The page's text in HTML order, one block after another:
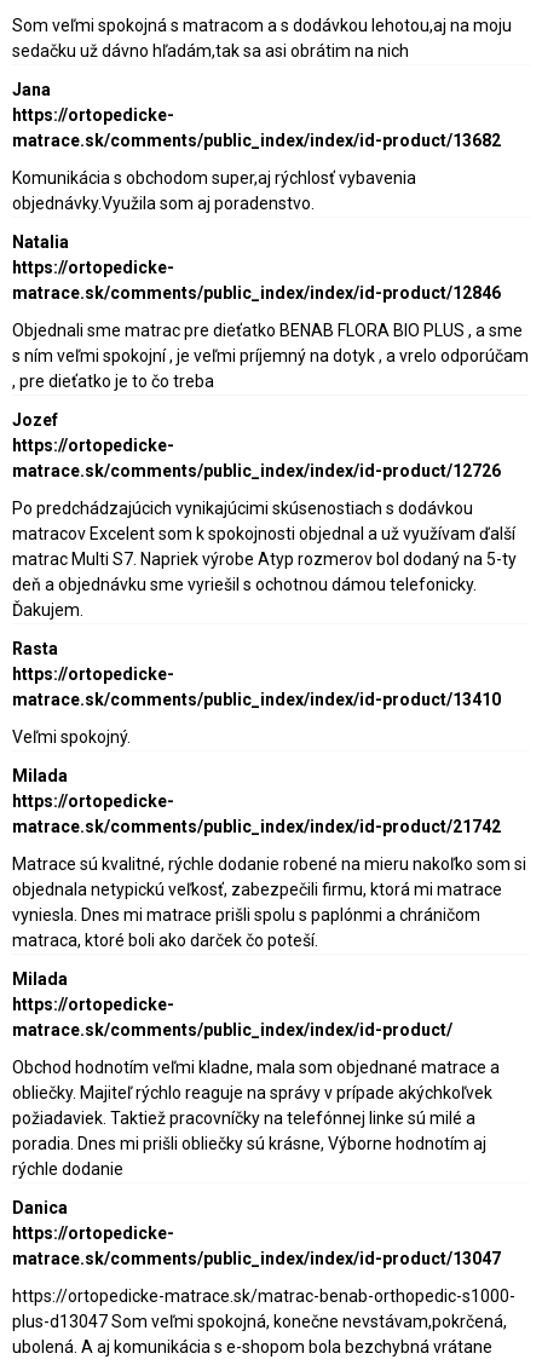
Som veľmi spokojná s matracom a s dodávkou lehotou,aj na moju
sedačku už dávno hľadám,tak sa asi obrátim na nich
Jana
https://ortopedicke-
matrace.sk/comments/public_index/index/id-product/13682
Komunikácia s obchodom super,aj rýchlosť vybavenia
objednávky.Využila som aj poradenstvo.
Natalia
https://ortopedicke-
matrace.sk/comments/public_index/index/id-product/12846
Objednali sme matrac pre dieťatko BENAB FLORA BIO PLUS , a sme
s ním veľmi spokojní , je veľmi príjemný na dotyk , a vrelo odporúčam
, pre dieťatko je to čo treba
Jozef
https://ortopedicke-
matrace.sk/comments/public_index/index/id-product/12726
Po predchádzajúcich vynikajúcimi skúsenostiach s dodávkou
matracov Excelent som k spokojnosti objednal a už využívam ďalší
matrac Multi S7. Napriek výrobe Atyp rozmerov bol dodaný na 5-ty
deň a objednávku sme vyriešil s ochotnou dámou telefonicky.
Ďakujem.
Rasta
https://ortopedicke-
matrace.sk/comments/public_index/index/id-product/13410
Veľmi spokojný.
Milada
https://ortopedicke-
matrace.sk/comments/public_index/index/id-product/21742
Matrace sú kvalitné, rýchle dodanie robené na mieru nakoľko som si
objednala netypickú veľkosť, zabezpečili firmu, ktorá mi matrace
vyniesla. Dnes mi matrace prišli spolu s paplónmi a chráničom
matraca, ktoré boli ako darček čo poteší.
Milada
https://ortopedicke-
matrace.sk/comments/public_index/index/id-product/
Obchod hodnotím veľmi kladne, mala som objednané matrace a
obliečky. Majiteľ rýchlo reaguje na správy v prípade akýchkoľvek
požiadaviek. Taktiež pracovníčky na telefónnej linke sú milé a
poradia. Dnes mi prišli obliečky sú krásne, Výborne hodnotím aj
rýchle dodanie
Danica
https://ortopedicke-
matrace.sk/comments/public_index/index/id-product/13047
https://ortopedicke-matrace.sk/matrac-benab-orthopedic-s1000-
plus-d13047 Som veľmi spokojná, konečne nevstávam,pokrčená,
ubolená. A aj komunikácia s e-shopom bola bezchybná vrátane